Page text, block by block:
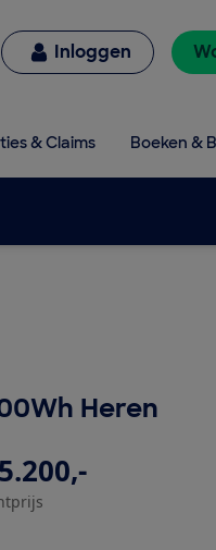
Inloggen
& Claims Boeken &
Heren